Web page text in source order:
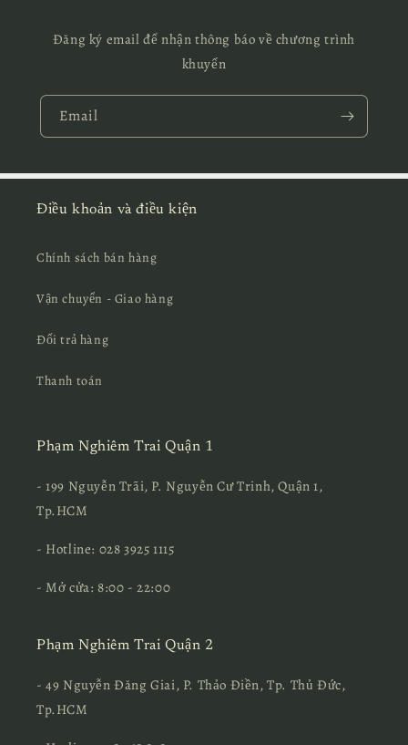
Đăng ký email để nhận thông báo về chương trình
khuyến
Email
Điều khoản và điều kiện
Chính sách bán hàng
Vận chuyển - Giao hàng
Đổi trả hàng
Thanh toán
Phạm Nghiêm Trai Quận 1
- 199 Nguyễn Trãi, P. Nguyễn Cư Trinh, Quận 1,
Tp.HCM
- Hotline: 028 3925 1115
- Mở cửa: 8:00 - 22:00
Phạm Nghiêm Trai Quận 2
- 49 Nguyễn Đăng Giai, P. Thảo Điền, Tp. Thủ Đức,
Tp.HCM